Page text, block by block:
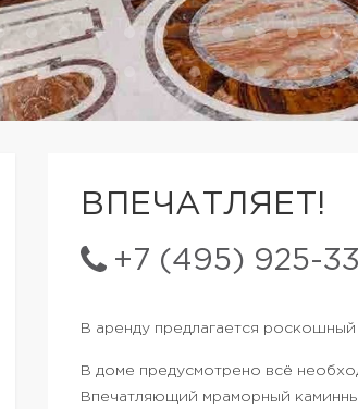
ВПЕЧАТЛЯЕТ!
+7 (495) 925-
В аренду предлагается
В доме предусмотрено всё
Впечатляющий мраморный